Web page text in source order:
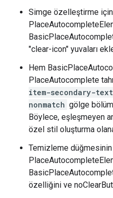
Simge özelleştirme
"clear-icon" yuvaları
Hem
PlaceAutocomplete
item-secondary-text
nonmatch gölge
Böylece, eşleşmeyen
özel stil oluşturma
Temizleme
özelliğini ve